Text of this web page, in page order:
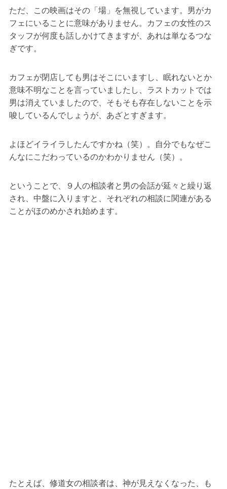
ただ、この映画はその「場」を無視しています。男がカ
フェにいることに意味がありません。カフェの女性のス
タッフが何度も話しかけてきますが、あれは単なるつな
ぎです。
カフェが閉店しても男はそこにいますし、眠れないとか
意味不明なことを言っていましたし、ラストカットでは
男は消えていましたので、そもそも存在しないことを示
唆しているんでしょうが、あざとすぎます。
よほどイライラしたんですかね（笑）。自分でもなぜこ
んなにこだわっているのかわかりません（笑）。
ということで、９人の相談者と男の会話が延々と繰り返
され、中盤に入りますと、それぞれの相談に関連がある
ことがほのめかされ始めます。
たとえば、修道女の相談者は、神が見えなくなった、も